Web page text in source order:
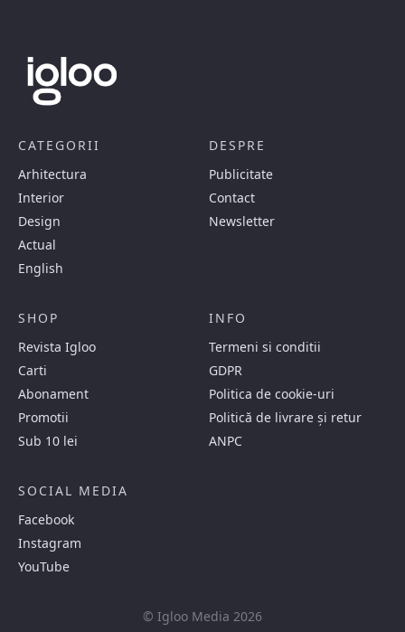
CATEGORII
Arhitectura
Interior
Design
Actual
English
DESPRE
Publicitate
Contact
Newsletter
SHOP
Revista Igloo
Carti
Abonament
Promotii
Sub 10 lei
INFO
Termeni si conditii
GDPR
Politica de cookie-uri
Politică de livrare și retur
ANPC
SOCIAL MEDIA
Facebook
Instagram
YouTube
© Igloo Media 2026